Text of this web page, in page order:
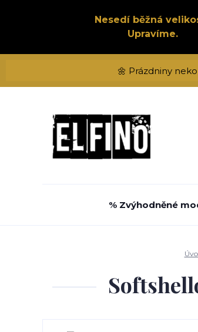
Nesedí běžná
Upravíme.
🌼 Prázdniny
% Zvýhodněné